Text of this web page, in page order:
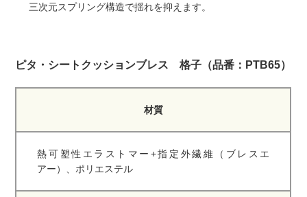
三次元スプリング構造で揺れを抑えます。
ピタ・シートクッションブレス 格子（品番：PTB65）
材質
熱可塑性エラストマー+指定外繊維（ブレスエ
アー）、ポリエステル